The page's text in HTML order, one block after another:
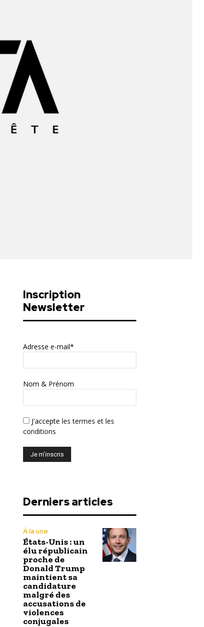
Inscription
Newsletter
Adresse e-mail*
Nom & Prénom
J'accepte les termes et les
conditions
Derniers articles
À la une
États-Unis : un
élu républicain
proche de
Donald Trump
maintient sa
candidature
malgré des
accusations de
violences
conjugales